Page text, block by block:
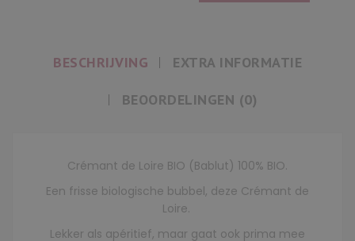
BESCHRIJVING EXTRA INFORMATIE
BEOORDELINGEN (0)
Crémant de Loire BIO (Bablut) 100% BIO.
Een frisse biologische bubbel, deze Crémant de
Loire.
Lekker als apéritief, maar gaat ook prima mee